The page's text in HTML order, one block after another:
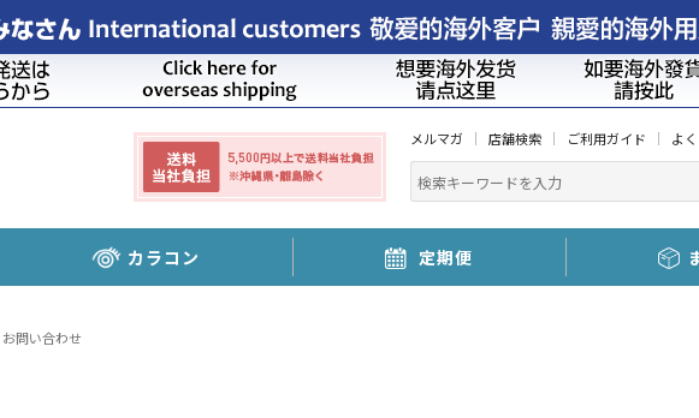
メルマガ 店舗検索 ご利用ガイド よ
カラコン 定期便
お問い合わせ